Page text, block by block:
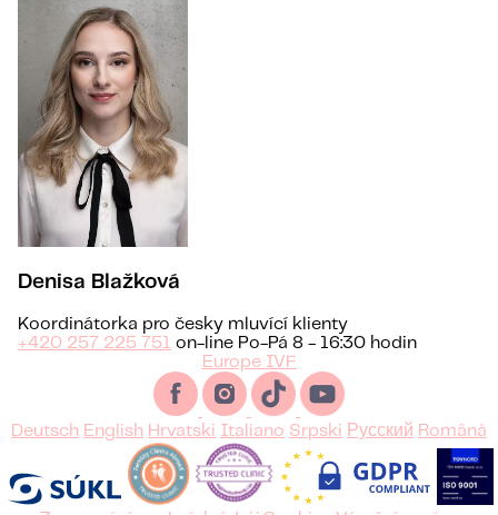
Denisa Blažková
Koordinátorka pro česky mluvící klienty
+420 257 225 751
on-line Po-Pá 8 - 16:30 hodin
Europe IVF
Deutsch English Hrvatski Italiano Srpski Русский Română